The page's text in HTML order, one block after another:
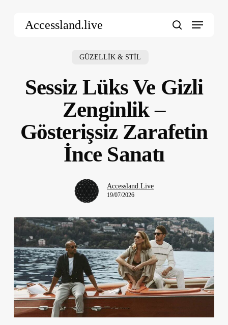
Accessland.live Menu
GÜZELLİK & STİL
Sessiz Lüks Ve Gizli
Zenginlik –
Gösterişsiz Zarafetin
İnce Sanatı
Accessland.Live
19/07/2026